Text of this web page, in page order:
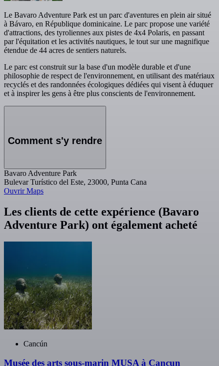
Le Bavaro Adventure Park est un parc d'aventures en plein air situé
à Bávaro, en République dominicaine. Le parc propose une variété
d'attractions, des tyroliennes aux pistes de 4x4 Polaris, en passant
par l'équitation et les activités nautiques, le tout sur une magnifique
étendue de 44 acres de sentiers naturels.
Le parc est construit sur la base d'un modèle durable et d'une
philosophie de respect de l'environnement, en utilisant des matériaux
recyclés et des randonnées écologiques dédiées qui visent à éduquer
et à inspirer les gens à être plus conscients de l'environnement.
Comment s'y rendre
Bavaro Adventure Park
Bulevar Turístico del Este, 23000, Punta Cana
Ouvrir Maps
Les clients de cette expérience (Bavaro
Adventure Park) ont également acheté
Cancún
Musée des arts sous-marin MUSA à Cancun